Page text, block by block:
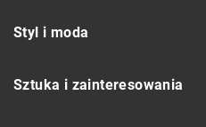
Styl i moda
Sztuka i zainteresowania